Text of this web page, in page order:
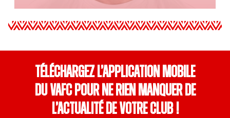
Téléchargez l’application mobile
du VAFC pour ne rien manquer de
l’actualité de votre club !